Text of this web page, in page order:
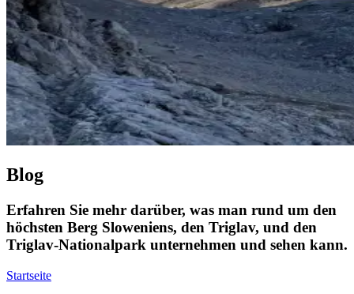
Blog
Erfahren Sie mehr darüber, was man rund um den
höchsten Berg Sloweniens, den Triglav, und den
Triglav-Nationalpark unternehmen und sehen kann.
Startseite